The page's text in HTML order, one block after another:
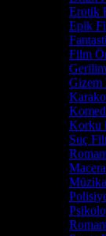
Erotik
Epik
Film
Gizem
Korku
Suç